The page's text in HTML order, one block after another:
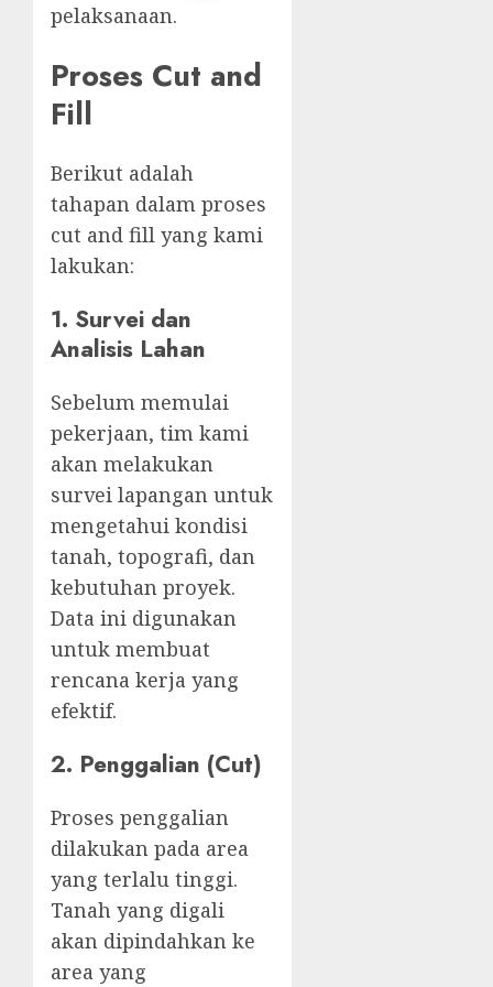
pelaksanaan.
Proses Cut and
Fill
Berikut adalah
tahapan dalam proses
cut and fill yang kami
lakukan:
1. Survei dan
Analisis Lahan
Sebelum memulai
pekerjaan, tim kami
akan melakukan
survei lapangan untuk
mengetahui kondisi
tanah, topografi, dan
kebutuhan proyek.
Data ini digunakan
untuk membuat
rencana kerja yang
efektif.
2. Penggalian (Cut)
Proses penggalian
dilakukan pada area
yang terlalu tinggi.
Tanah yang digali
akan dipindahkan ke
area yang